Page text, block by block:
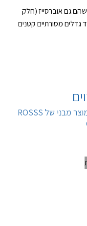
שהם גם אוברסייז (חלק
ו-17 מ"מ, כנגד גדלים מסורתיים קטנים
מיוצר רק עם פלדות מאושרות. לכל מוצר מבני של ROSSS